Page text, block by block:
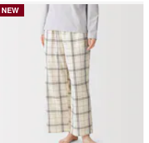
NEW